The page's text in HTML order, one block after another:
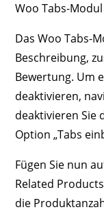
Woo Tabs-
Das Woo Tabs-
Beschreibung,
Bewertung. Um
deaktivieren,
deaktivieren Sie
Option „Tabs
Fügen Sie nun
Related
die